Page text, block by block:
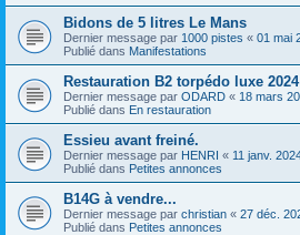
Bidons de 5 litres Le Mans
Dernier message par 1000 pistes « 01 mai
Publié dans Manifestations
Restauration B2 torpédo luxe 2024
Dernier message par ODARD « 18 mars
Publié dans En restauration
Essieu avant freiné.
Dernier message par HENRI « 11 janv.
Publié dans Petites annonces
B14G à vendre...
Dernier message par christian « 27 déc.
Publié dans Petites annonces